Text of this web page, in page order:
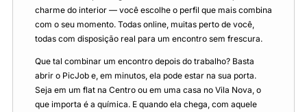
charme do interior — você escolhe o perfil que mais combina
com o seu momento. Todas online, muitas perto de você,
todas com disposição real para um encontro sem frescura.
Que tal combinar um encontro depois do trabalho? Basta
abrir o PicJob e, em minutos, ela pode estar na sua porta.
Seja em um flat na Centro ou em uma casa no Vila Nova, o
que importa é a química. E quando ela chega, com aquele